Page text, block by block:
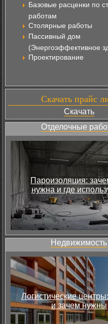
Базовые расценки по
работам
Столярные работы
Пассивный дом
(Энергоэффективное
Проектирование
Скачать прайс
Скачать
Отделочные
Пароизоляция:
нужна и где
Недвижимость
Логистические
и зачем нужны